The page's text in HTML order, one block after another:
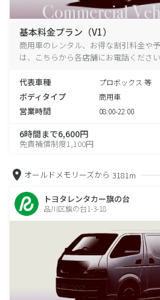
基本料金プラン（V1）
商用車のレンタル、お得な割引料金や
は、こちらから各店舗にお電話ください
代表車種 プロボックス 等
ボディタイプ 商用車
営業時間 08:00-22:00
6時間まで6,600円
免責補償制度1,100円
オールドメモリーズから 3181m
トヨタレンタカー旗の台
品川区旗の台1-3-18